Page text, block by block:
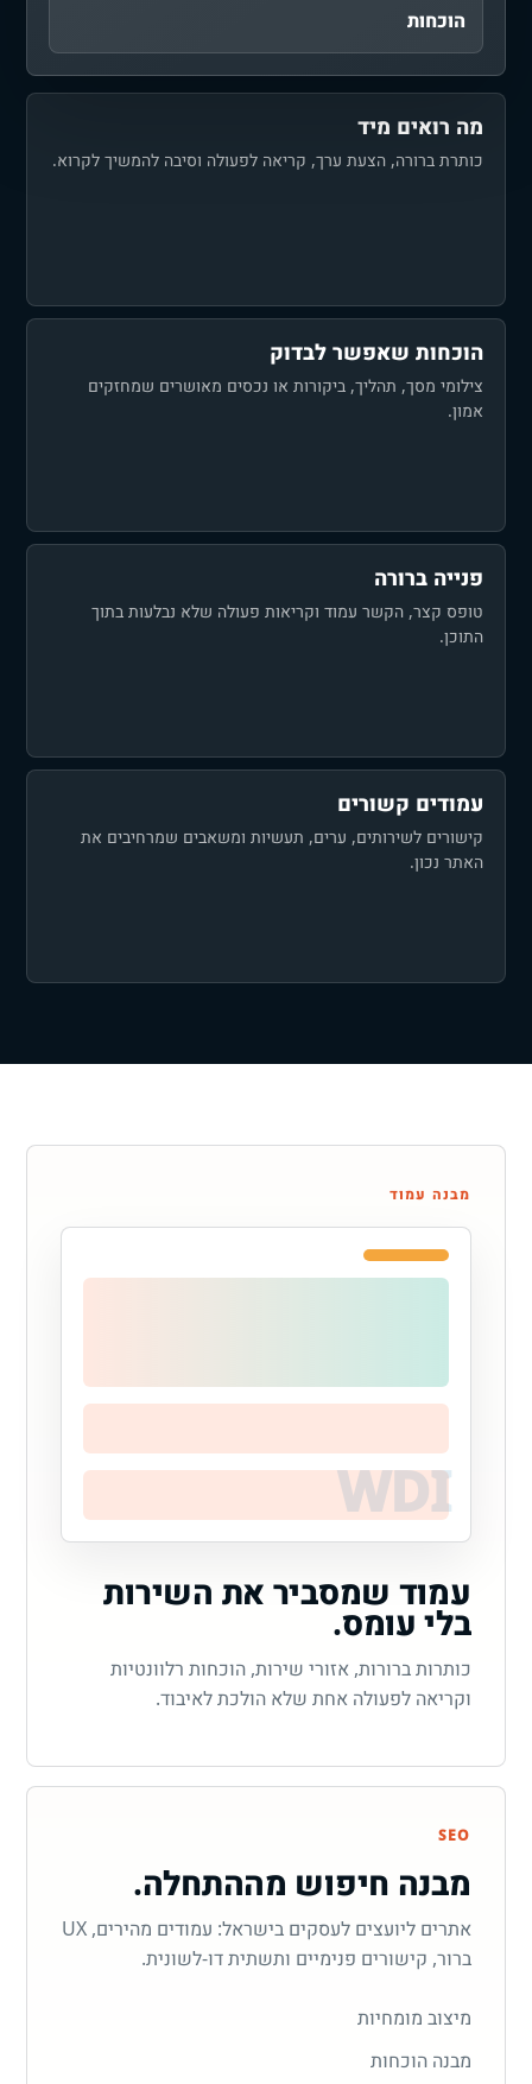
הוכחות
מה רואים מיד
כותרת ברורה, הצעת ערך, קריאה לפעולה וסיבה להמשיך לקרוא.
הוכחות שאפשר לבדוק
צילומי מסך, תהליך, ביקורות או נכסים מאושרים שמחזקים
אמון.
פנייה ברורה
טופס קצר, הקשר עמוד וקריאות פעולה שלא נבלעות בתוך
התוכן.
עמודים קשורים
קישורים לשירותים, ערים, תעשיות ומשאבים שמרחיבים את
האתר נכון.
מבנה עמוד
עמוד שמסביר את השירות
בלי עומס.
כותרות ברורות, אזורי שירות, הוכחות רלוונטיות
וקריאה לפעולה אחת שלא הולכת לאיבוד.
SEO
מבנה חיפוש מההתחלה.
אתרים ליועצים לעסקים בישראל: עמודים מהירים, UX
ברור, קישורים פנימיים ותשתית דו-לשונית.
מיצוב מומחיות
מבנה הוכחות